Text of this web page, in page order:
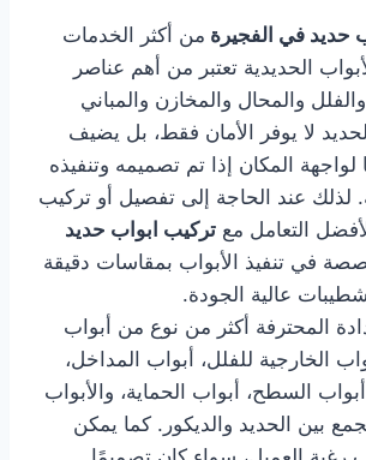
حديد في الفجيرة من أكثر الخدمات
الحديدية تعتبر من أهم عناصر
والفلل والمحال والمخازن والمباني
الحديد لا يوفر الأمان فقط، بل يضيف
لواجهة المكان إذا تم تصميمه وتنفيذه
لذلك عند الحاجة إلى تفصيل أو تركيب
التعامل مع تركيب ابواب حديد
في تنفيذ الأبواب بمقاسات دقيقة
عالية الجودة.
المحترفة أكثر من نوع من أبواب
الخارجية للفلل، أبواب المداخل،
السطح، أبواب الحماية، والأبواب
بين الحديد والديكور. كما يمكن